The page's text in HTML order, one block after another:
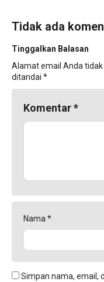
Tidak ada
Tinggalkan Balasan
Alamat email Anda
ditandai *
Komentar*
Nama*
Simpan nama, email,